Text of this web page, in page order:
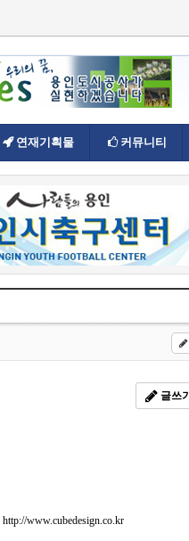
연재기획물 커뮤니티
글쓰기
http://www.cubedesign.co.kr